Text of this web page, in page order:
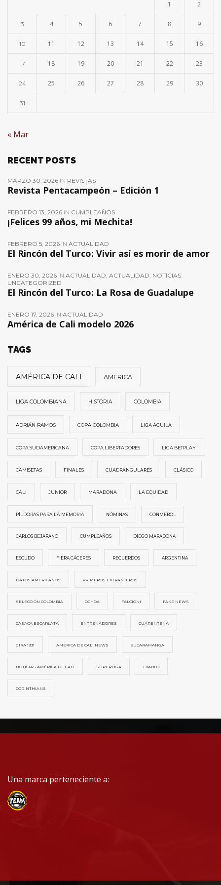
1 2
3 4 5 6 7 8 9
10 11 12 13 14 15 16
17 18 19 20 21 22 23
24 25 26 27 28 29 30
31
« Mar
RECENT POSTS
MARZO 30, 2026 IN REVISTAS
Revista Pentacampeón – Edición 1
FEBRERO 13, 2026 IN CUMPLEAÑOS
¡Felices 99 años, mi Mechita!
FEBRERO 5, 2026 IN ACTUALIDAD
El Rincón del Turco: Vivir así es morir de amor
ENERO 30, 2026 IN ACTUALIDAD, ACTUALIDAD, NOTICIAS,
UNCATEGORIZED
El Rincón del Turco: La Rosa de Guadalupe
ENERO 17, 2026 IN ACTUALIDAD
América de Cali modelo 2026
TAGS
AMÉRICA DE CALI AMÉRICA
LIGA COLOMBIANA HISTORIA COLOMBIA
ADRIÁN RAMOS COPA COLOMBIA LIGA ÁGUILA
COPA SUDAMERICANA COPA LIBERTADORES LIGA BETPLAY
CAMISETAS FINALES CUADRANGULARES CLÁSICO
CALI JUNIOR MARADONA LA EQUIDAD
PÍLDORAS PARA LA MEMORIA NÓMINAS CONMEBOL
CARLOS BEJARANO CUMPLEAÑOS DIEGO MARADONA
ESCUDO FIERA CÁCERES RECUERDOS ARGENTINA
DATOS AMERICANOS PRIMEROS EXTRANJEROS
SELECCIÓN COLOMBIA OCHOA FALCIONI FAKE NEWS
CASACA ESCARLATA ENTRENADORES CUARENTENA
GIRA 1931 AMÉRICA DE CALI NEWS BUCARAMANGA
NOTICIAS AMÉRICA DE CALI SUPERLIGA DIABLO
CORINTHIANS
Una marca perteneciente a: